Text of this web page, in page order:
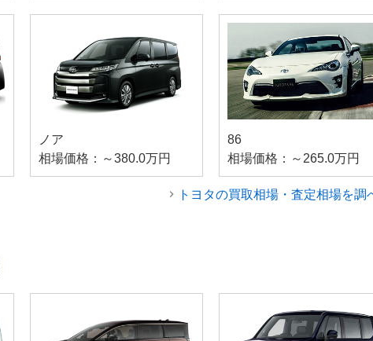
ノア
相場価格：～380.0万円
86
相場価格：～265.0万円
トヨタの買取相場・査定相場を調